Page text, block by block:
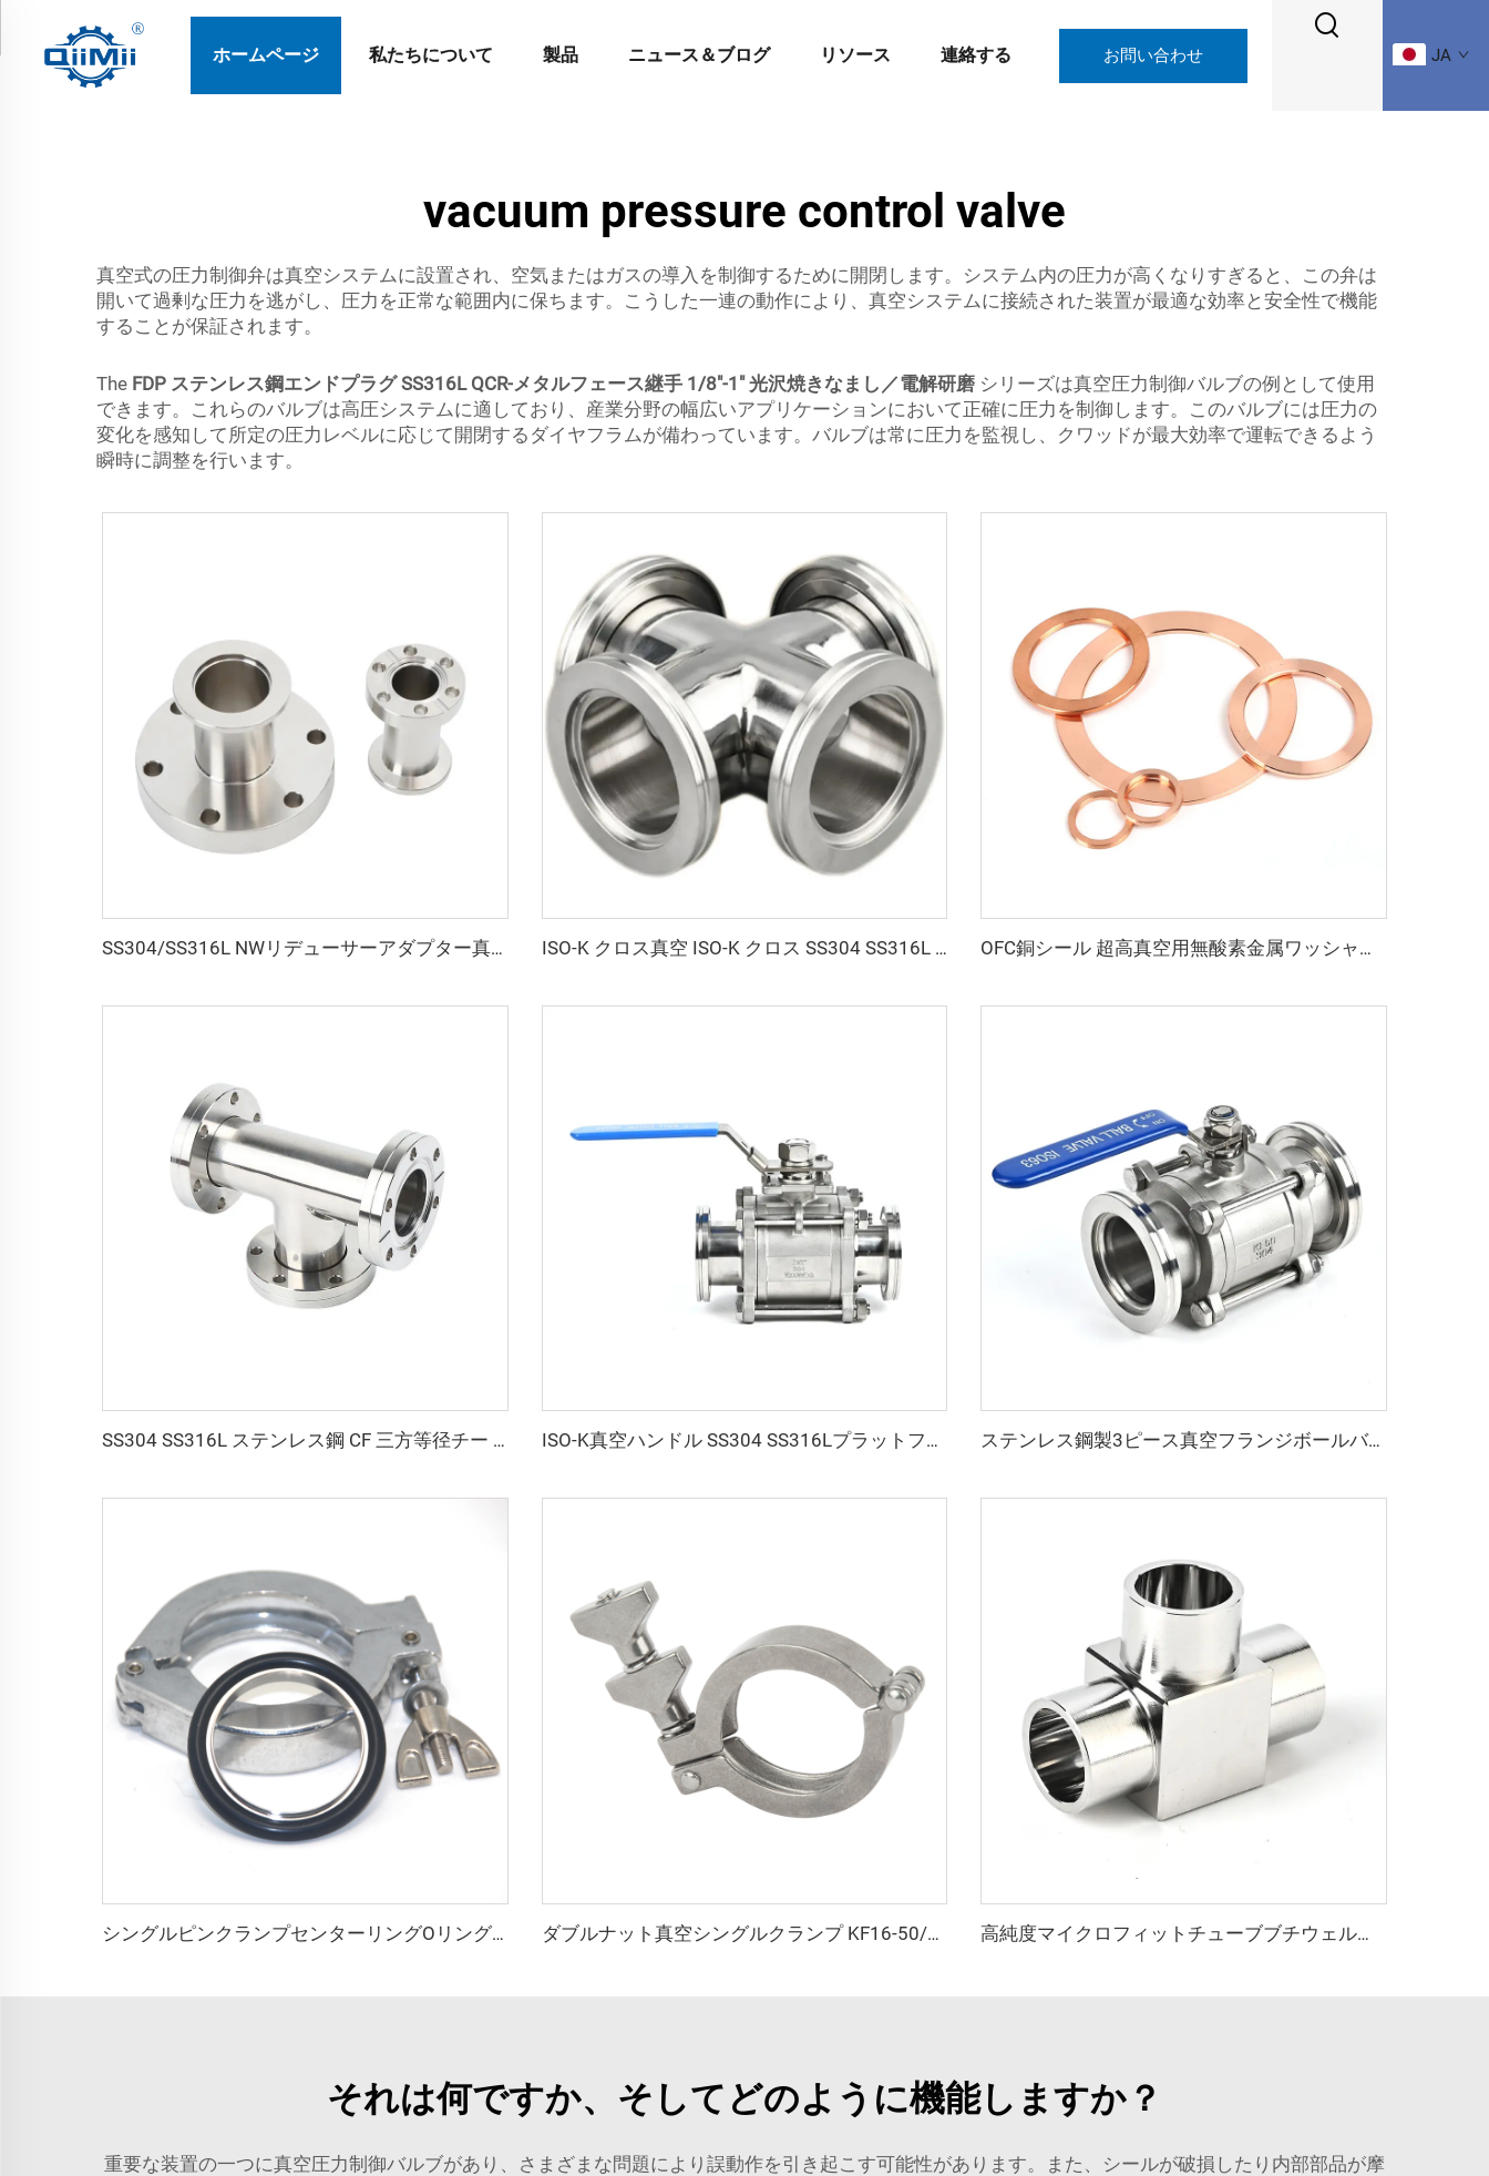
ホームページ 私たちについて 製品 ニュース＆ブログ リソース 連絡する お問い合わせ JA
vacuum pressure control valve
真空式の圧力制御弁は真空システムに設置され、空気またはガスの導入を制御するために開閉します。システム内の圧力が高くなりすぎると、この弁は
開いて過剰な圧力を逃がし、圧力を正常な範囲内に保ちます。こうした一連の動作により、真空システムに接続された装置が最適な効率と安全性で機能
することが保証されます。
The FDP ステンレス鋼エンドプラグ SS316L QCR-メタルフェース継手 1/8"-1" 光沢焼きなまし／電解研磨 シリーズは真空圧力制御バルブの例として使用
できます。これらのバルブは高圧システムに適しており、産業分野の幅広いアプリケーションにおいて正確に圧力を制御します。このバルブには圧力の
変化を感知して所定の圧力レベルに応じて開閉するダイヤフラムが備わっています。バルブは常に圧力を監視し、クワッドが最大効率で運転できるよう
瞬時に調整を行います。
SS304/SS316L NWリデューサーアダプター真空コネクタパイプフィッティング ステンレス鋼 CFからKFへのフランジリデューサー 半導体用 ISO-K クロス真空 ISO-K クロス SS304 SS316L ステンレス鋼 ISO63-ISO160 フランジクランプ 高品質真空四-wayクロス継手 NW63-160 OFC銅シール 超高真空用無酸素金属ワッシャー継手 CF16-CF350 フランジ ウェッジ真鍮 結合タイプ 平面
SS304 SS316L ステンレス鋼 CF 三方等径チー 回転式 CF16-CF100 高真空 サイズ穴 3/4"-4" 高品質 回転式／固定式 フランジ継手 3方向チー ISO-K真空ハンドル SS304 SS316Lプラットフォームボールバルブ ISO63-ISO100 ステンレス鋼製 NW63/NW80/NW100径 3ピースボールバルブ ステンレス鋼製3ピース真空フランジボールバルブ NW63-100 SS304/SS316L 縮小孔 ISO63-ISO100 フランジバルブ
シングルピンクランプセンターリングOリング（FKM/NBR/EPDM）NW25/NW40 アルミニウム真空継手クランプ 半導体用 KF16/KF25/KF40/KF50 ダブルナット真空シングルクランプ KF16-50/NW40 半導体アクセサリー クイックリリースクランプ SS304/SS316L ステンレス鋼継手 高純度マイクロフィットチューブブチウェルディングティー継手 ステンレス鋼超高純度ティー溶接継手 SS316L T字型マイクロ溶接継手
それは何ですか、そしてどのように機能しますか？
重要な装置の一つに真空圧力制御バルブがあり、さまざまな問題により誤動作を引き起こす可能性があります。また、シールが破損したり内部部品が摩